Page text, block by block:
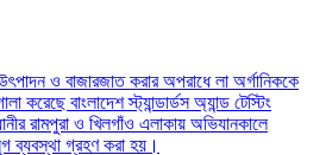
ও বাজারজাত করার অপরাধে লা অর্গানিককে
করেছে বাংলাদেশ স্ট্যান্ডার্ডস অ্যান্ড টেস্টিং
রামপুরা ও খিলগাঁও এলাকায় অভিযানকালে
ব্যবস্থা গ্রহণ করা হয়।